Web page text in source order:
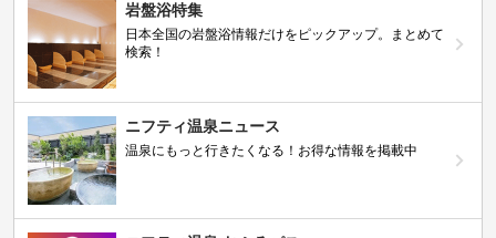
岩盤浴特集
日本全国の岩盤浴情報だけをピックアップ。まとめて
検索！
ニフティ温泉ニュース
温泉にもっと行きたくなる！お得な情報を掲載中